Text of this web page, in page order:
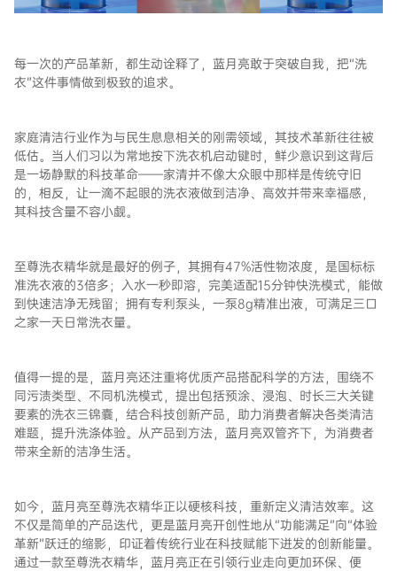
每一次的产品革新，都生动诠释了，蓝月亮敢于突破自我，把“洗
衣”这件事情做到极致的追求。
家庭清洁行业作为与民生息息相关的刚需领域，其技术革新往往被
低估。当人们习以为常地按下洗衣机启动键时，鲜少意识到这背后
是一场静默的科技革命——家清并不像大众眼中那样是传统守旧
的，相反，让一滴不起眼的洗衣液做到洁净、高效并带来幸福感，
其科技含量不容小觑。
至尊洗衣精华就是最好的例子，其拥有47%活性物浓度，是国标标
准洗衣液的3倍多；入水一秒即溶，完美适配15分钟快洗模式，能做
到快速洁净无残留；拥有专利泵头，一泵8g精准出液，可满足三口
之家一天日常洗衣量。
值得一提的是，蓝月亮还注重将优质产品搭配科学的方法，围绕不
同污渍类型、不同机洗模式，提出包括预涂、浸泡、时长三大关键
要素的洗衣三锦囊，结合科技创新产品，助力消费者解决各类清洁
难题，提升洗涤体验。从产品到方法，蓝月亮双管齐下，为消费者
带来全新的洁净生活。
如今，蓝月亮至尊洗衣精华正以硬核科技，重新定义清洁效率。这
不仅是简单的产品迭代，更是蓝月亮开创性地从“功能满足”向“体验
革新”跃迁的缩影，印证着传统行业在科技赋能下迸发的创新能量。
通过一款至尊洗衣精华，蓝月亮正在引领行业走向更加环保、便